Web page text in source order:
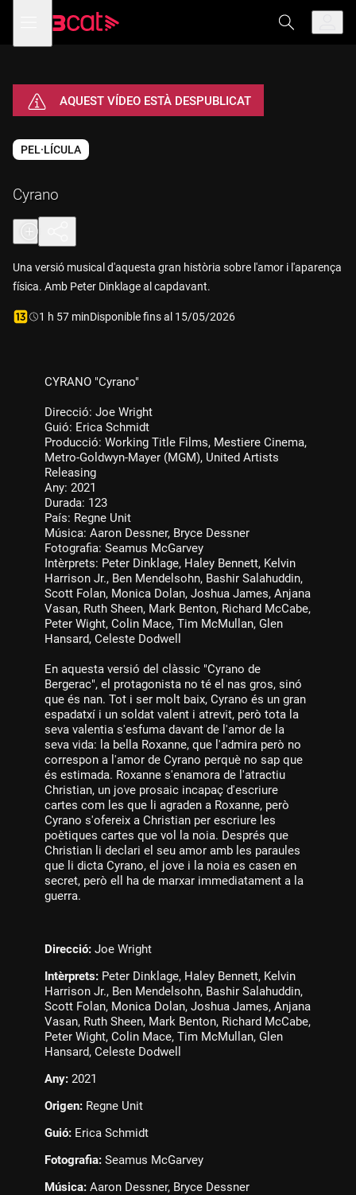
navegació
menú
de
Cyrano AQUEST VÍDEO ESTÀ DESPUBLICAT
PEL·LÍCULA
Cyrano
Una versió musical d'aquesta gran història sobre l'amor i l'aparença
física. Amb Peter Dinklage al capdavant.
Durada:
1 h 57 minDisponible fins al 15/05/2026
CYRANO "Cyrano"
Direcció: Joe Wright
Guió: Erica Schmidt
Producció: Working Title Films, Mestiere Cinema,
Metro-Goldwyn-Mayer (MGM), United Artists
Releasing
Any: 2021
Durada: 123
País: Regne Unit
Música: Aaron Dessner, Bryce Dessner
Fotografia: Seamus McGarvey
Intèrprets: Peter Dinklage, Haley Bennett, Kelvin
Harrison Jr., Ben Mendelsohn, Bashir Salahuddin,
Scott Folan, Monica Dolan, Joshua James, Anjana
Vasan, Ruth Sheen, Mark Benton, Richard McCabe,
Peter Wight, Colin Mace, Tim McMullan, Glen
Hansard, Celeste Dodwell
En aquesta versió del clàssic "Cyrano de
Bergerac", el protagonista no té el nas gros, sinó
que és nan. Tot i ser molt baix, Cyrano és un gran
espadatxí i un soldat valent i atrevit, però tota la
seva valentia s'esfuma davant de l'amor de la
seva vida: la bella Roxanne, que l'admira però no
correspon a l'amor de Cyrano perquè no sap que
és estimada. Roxanne s'enamora de l'atractiu
Christian, un jove prosaic incapaç d'escriure
cartes com les que li agraden a Roxanne, però
Cyrano s'ofereix a Christian per escriure les
poètiques cartes que vol la noia. Després que
Christian li declari el seu amor amb les paraules
que li dicta Cyrano, el jove i la noia es casen en
secret, però ell ha de marxar immediatament a la
guerra.
Direcció: Joe Wright
Intèrprets: Peter Dinklage, Haley Bennett, Kelvin
Harrison Jr., Ben Mendelsohn, Bashir Salahuddin,
Scott Folan, Monica Dolan, Joshua James, Anjana
Vasan, Ruth Sheen, Mark Benton, Richard McCabe,
Peter Wight, Colin Mace, Tim McMullan, Glen
Hansard, Celeste Dodwell
Any: 2021
Origen: Regne Unit
Guió: Erica Schmidt
Fotografia: Seamus McGarvey
Música: Aaron Dessner, Bryce Dessner